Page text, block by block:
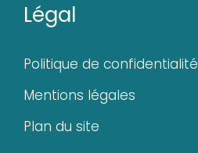
Légal
Politique de confidentialité
Mentions légales
Plan du site